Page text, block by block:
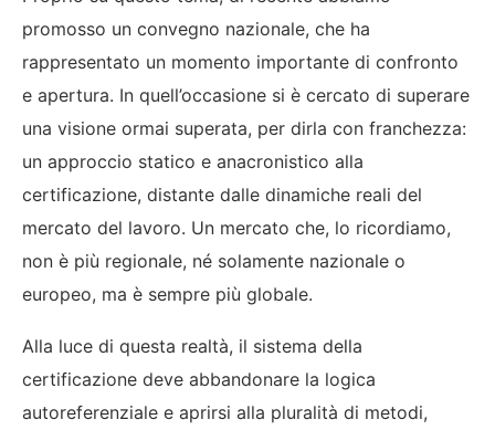
promosso un convegno nazionale, che ha
rappresentato un momento importante di confronto
e apertura. In quell’occasione si è cercato di superare
una visione ormai superata, per dirla con franchezza:
un approccio statico e anacronistico alla
certificazione, distante dalle dinamiche reali del
mercato del lavoro. Un mercato che, lo ricordiamo,
non è più regionale, né solamente nazionale o
europeo, ma è sempre più globale.
Alla luce di questa realtà, il sistema della
certificazione deve abbandonare la logica
autoreferenziale e aprirsi alla pluralità di metodi,